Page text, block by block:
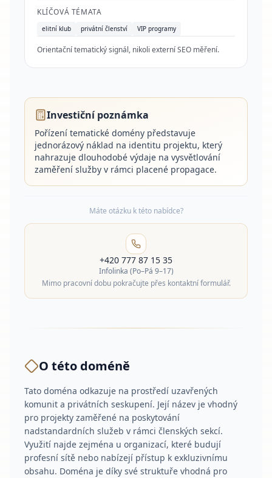
KLÍČOVÁ TÉMATA
elitní klub privátní členství VIP programy
Orientační tematický signál, nikoli externí SEO měření.
Investiční poznámka
Pořízení tematické domény představuje
jednorázový náklad na identitu projektu, který
nahrazuje dlouhodobé výdaje na vysvětlování
zaměření služby v rámci placené propagace.
Máte otázku k této nabídce?
+420 777 87 15 35
Infolinka (Po–Pá 9–17)
Mimo pracovní dobu pokračujte přes kontaktní formulář.
O této doméně
Tato doména odkazuje na prostředí uzavřených
komunit a privátních seskupení. Její název je vhodný
pro projekty zaměřené na poskytování
nadstandardních služeb v rámci členských sekcí.
Využití najde zejména u organizací, které budují
profesní sítě nebo nabízejí přístup k exkluzivnímu
obsahu. Doména je díky své struktuře vhodná pro